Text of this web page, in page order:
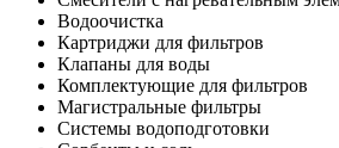
Водоочистка
Картриджи для фильтров
Клапаны для воды
Комплектующие для фильтров
Магистральные фильтры
Системы водоподготовки